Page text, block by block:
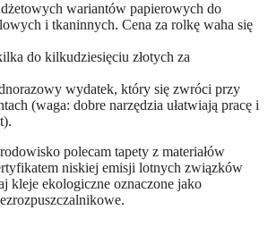
wariantów papierowych do
i tkaninnych. Cena za rolkę waha się
do kilkudziesięciu złotych za
wydatek, który się zwróci przy
(waga: dobre narzędzia ułatwiają pracę i
polecam tapety z materiałów
niskiej emisji lotnych związków
kleje ekologiczne oznaczone jako